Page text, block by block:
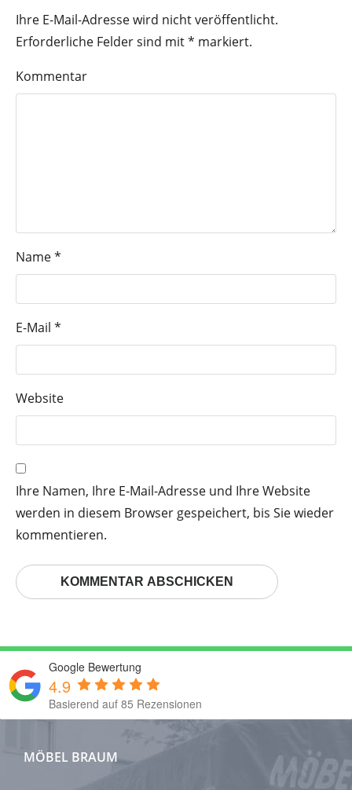
Ihre E-Mail-Adresse wird nicht veröffentlicht.
Erforderliche Felder sind mit* markiert.
Kommentar
Name*
E-Mail *
Website
Ihre Namen, Ihre E-Mail-Adresse und Ihre Website
werden in diesem Browser gespeichert, bis Sie wieder
kommentieren.
Google Bewertung
4.9
Basierend auf 85 Rezensionen
MÖBEL BRAUM